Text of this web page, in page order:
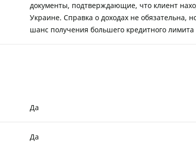
документы, подтверждающие, что клиент
Украине. Справка о доходах не обязательна,
шанс получения большего кредитного лимита
Да
Да